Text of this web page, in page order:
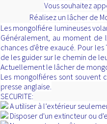
Vous
Réalisez un lâcher
Les mongolfiére lumineuses
Généralement, au moment de
chances d'être exaucé. Pour
de les guider sur le chemin de
Actuellement le lâcher de
Les mongolfiéres sont souvent
presse anglaise.
SECURITE:
A utiliser à l’extérieur
Disposer d'un extincteur ou